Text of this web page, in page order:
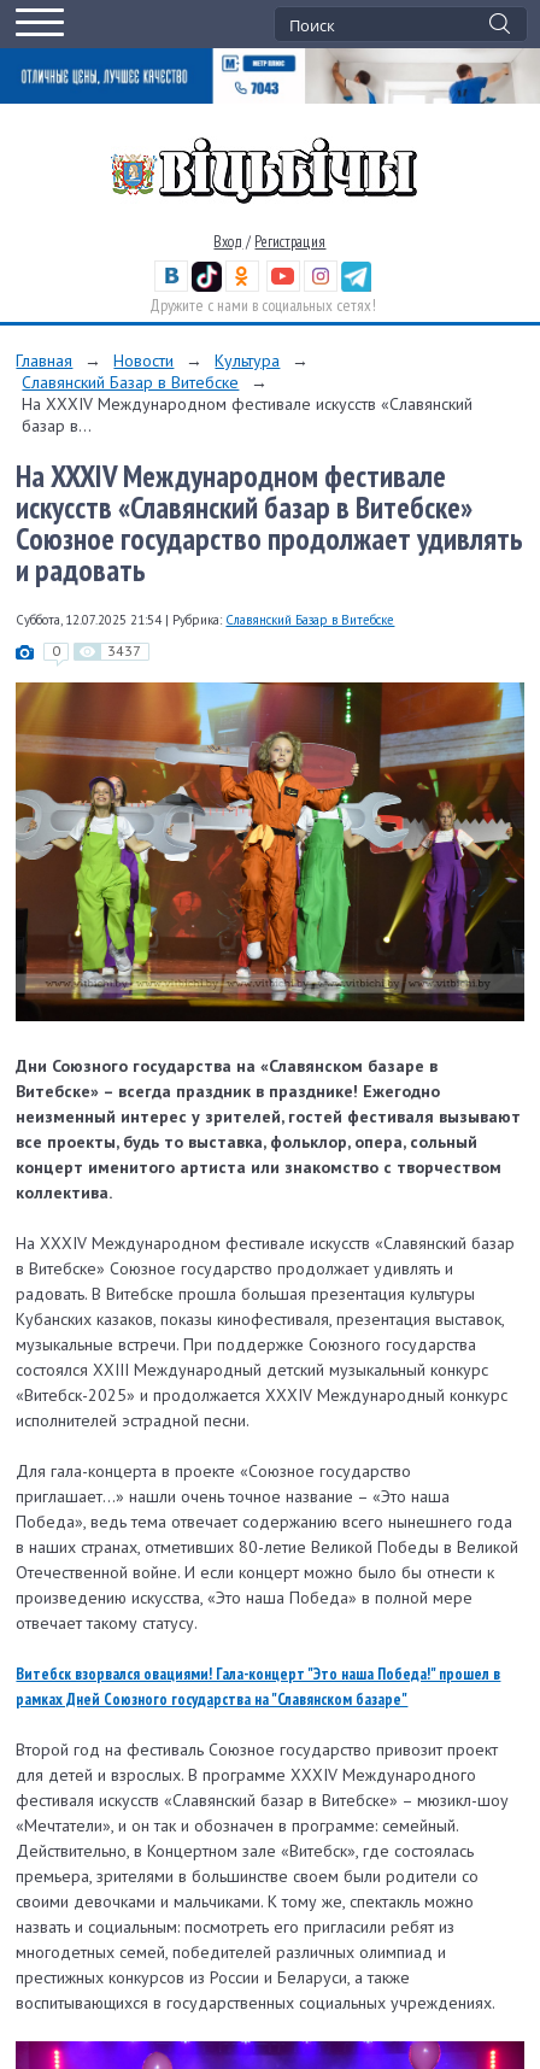
Вход / Регистрация
Дружите с нами в социальных сетях!
Главная → Новости → Культура
→
Славянский Базар в Витебске
→
На XXXIV Международном фестивале искусств «Славянский
базар в...
На XXXIV Международном фестивале
искусств «Славянский базар в Витебске»
Союзное государство продолжает удивлять
и радовать
Суббота, 12.07.2025 21:54 | Рубрика: Славянский Базар в Витебске
0 3437
Дни Союзного государства на «Славянском базаре в
Витебске» – всегда праздник в празднике! Ежегодно
неизменный интерес у зрителей, гостей фестиваля вызывают
все проекты, будь то выставка, фольклор, опера, сольный
концерт именитого артиста или знакомство с творчеством
коллектива.
На XXXIV Международном фестивале искусств «Славянский базар
в Витебске» Союзное государство продолжает удивлять и
радовать. В Витебске прошла большая презентация культуры
Кубанских казаков, показы кинофестиваля, презентация выставок,
музыкальные встречи. При поддержке Союзного государства
состоялся XXIII Международный детский музыкальный конкурс
«Витебск-2025» и продолжается XXXIV Международный конкурс
исполнителей эстрадной песни.
Для гала-концерта в проекте «Союзное государство
приглашает...» нашли очень точное название – «Это наша
Победа», ведь тема отвечает содержанию всего нынешнего года
в наших странах, отметивших 80-летие Великой Победы в Великой
Отечественной войне. И если концерт можно было бы отнести к
произведению искусства, «Это наша Победа» в полной мере
отвечает такому статусу.
Витебск взорвался овациями! Гала-концерт "Это наша Победа!" прошел в
рамках Дней Союзного государства на "Славянском базаре"
Второй год на фестиваль Союзное государство привозит проект
для детей и взрослых. В программе XXXIV Международного
фестиваля искусств «Славянский базар в Витебске» – мюзикл-шоу
«Мечтатели», и он так и обозначен в программе: семейный.
Действительно, в Концертном зале «Витебск», где состоялась
премьера, зрителями в большинстве своем были родители со
своими девочками и мальчиками. К тому же, спектакль можно
назвать и социальным: посмотреть его пригласили ребят из
многодетных семей, победителей различных олимпиад и
престижных конкурсов из России и Беларуси, а также
воспитывающихся в государственных социальных учреждениях.